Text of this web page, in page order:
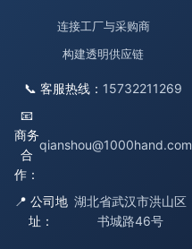
连接工厂与采购商
构建透明供应链
📞 客服热线： 15732211269
📧
商务
合
作：
qianshou@1000hand.com
📍 公司地
址：
湖北省武汉市洪山区
书城路46号